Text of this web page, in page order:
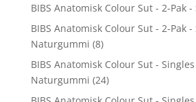
BIBS Anatomisk Colour Sut - 2-Pak -
BIBS Anatomisk Colour Sut - 2-Pak -
Naturgummi (8)
BIBS Anatomisk Colour Sut -
Naturgummi (24)